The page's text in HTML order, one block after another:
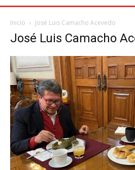
Inicio José Luis Camacho Acevedo
José Luis Camacho